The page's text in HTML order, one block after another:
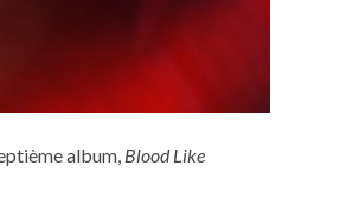
album, Blood Like